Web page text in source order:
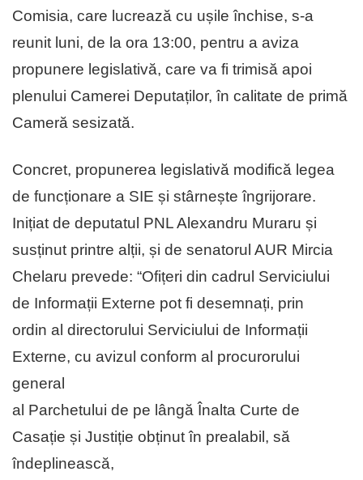
Comisia, care lucrează cu ușile închise, s-a
reunit luni, de la ora 13:00, pentru a aviza
propunere legislativă, care va fi trimisă apoi
plenului Camerei Deputaților, în calitate de primă
Cameră sesizată.
Concret, propunerea legislativă modifică legea
de funcționare a SIE și stârnește îngrijorare.
Inițiat de deputatul PNL Alexandru Muraru și
susținut printre alții, și de senatorul AUR Mircia
Chelaru prevede: “Ofițeri din cadrul Serviciului
de Informații Externe pot fi desemnați, prin
ordin al directorului Serviciului de Informații
Externe, cu avizul conform al procurorului
general
al Parchetului de pe lângă Înalta Curte de
Casație și Justiție obținut în prealabil, să
îndeplinească,